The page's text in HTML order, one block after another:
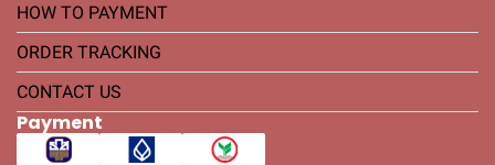
HOW TO PAYMENT
ORDER TRACKING
CONTACT US
Payment